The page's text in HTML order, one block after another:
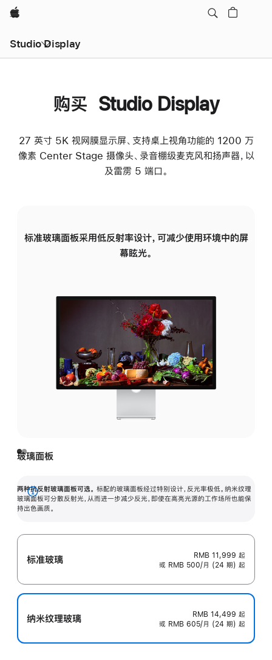
Apple
Studio Display
购买 Studio Display
27 英寸 5K 视网膜显示屏、支持桌上视角功能的 1200 万
像素 Center Stage 摄像头、录音棚级麦克风和扬声器，以
及雷雳 5 端口。
标准玻璃面板采用低反射率设计，可减少使用环境中的屏
幕眩光。
玻璃面板
两种抗反射玻璃面板可选。 标配的玻璃面板经过特别设计，反光率极低。纳米纹理
玻璃面板可分散反射光，从而进一步减少反光，即使在高亮光源的工作场所也能保
持出色画质。
展
开
标准玻璃 RMB 11,999 起
或 RMB 500/月 (24 期) 起
纳米纹理玻璃 RMB 14,499 起
或 RMB 605/月 (24 期) 起